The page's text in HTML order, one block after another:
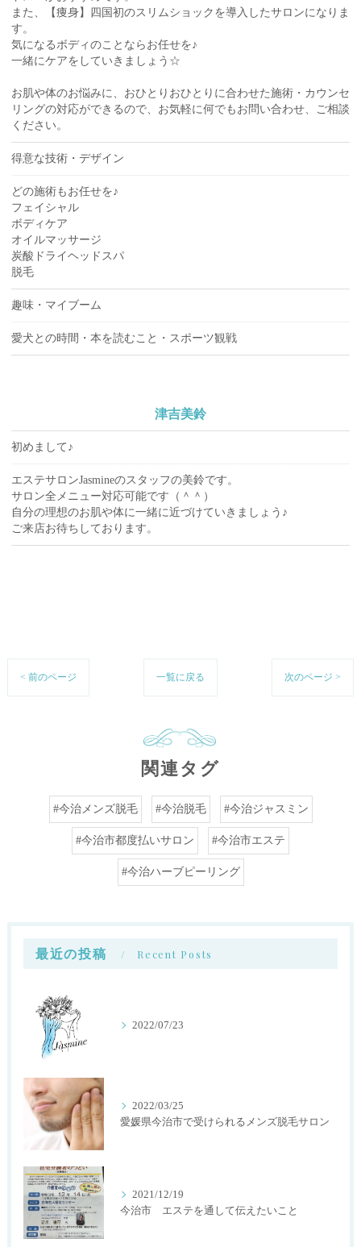
また、【痩身】四国初のスリムショックを導入したサロンになりま
す。
気になるボディのことならお任せを♪
一緒にケアをしていきましょう☆
お肌や体のお悩みに、おひとりおひとりに合わせた施術・カウンセ
リングの対応ができるので、お気軽に何でもお問い合わせ、ご相談
ください。
得意な技術・デザイン
どの施術もお任せを♪
フェイシャル
ボディケア
オイルマッサージ
炭酸ドライヘッドスパ
脱毛
趣味・マイブーム
愛犬との時間・本を読むこと・スポーツ観戦
津吉美鈴
初めまして♪
エステサロンJasmineのスタッフの美鈴です。
サロン全メニュー対応可能です（＾＾）
自分の理想のお肌や体に一緒に近づけていきましょう♪
ご来店お待ちしております。
< 前のページ 一覧に戻る 次のページ >
関連タグ
#今治メンズ脱毛 #今治脱毛 #今治ジャスミン
#今治市都度払いサロン #今治市エステ
#今治ハーブピーリング
最近の投稿 Recent Posts
2022/07/23
2022/03/25
愛媛県今治市で受けられるメンズ脱毛サロン
2021/12/19
今治市 エステを通して伝えたいこと